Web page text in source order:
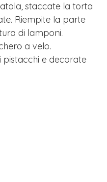
staccate la torta
Riempite la parte
di lamponi.
a velo.
e decorate